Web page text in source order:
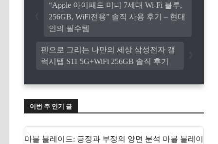
펜으로 그리는 나만의 세상 삼성전자 갤
럭시탭 S11 5G+WiFi 256GB 솔직 후기
“Apple 아이패드 미니 7세대 Wi-Fi 블루,
256GB, WiFi전용” 솔직 사용 후기 – 현대
인의 필수템
이번 주 인기 글
마블 블레이드: 긍정과 부정의 양면 분석 마블 블레이